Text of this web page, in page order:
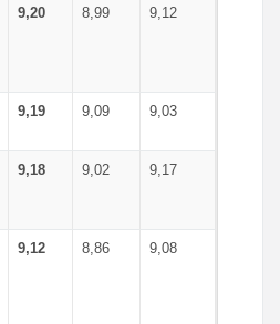
9,20 8,99 9,12
9,19 9,09 9,03
9,18 9,02 9,17
9,12 8,86 9,08